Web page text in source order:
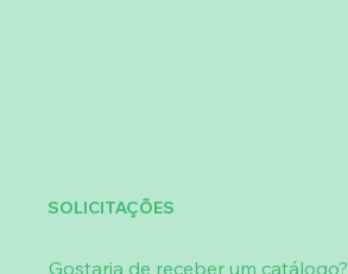
SOLICITAÇÕES
Gostaria de receber um catálogo?